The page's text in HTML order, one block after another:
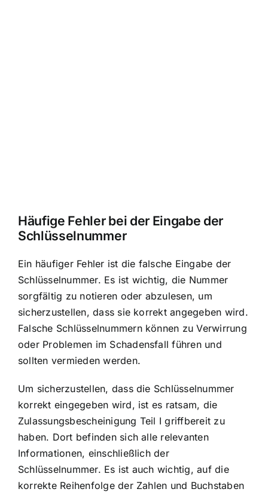
Häufige Fehler bei der Eingabe der
Schlüsselnummer
Ein häufiger Fehler ist die falsche Eingabe der
Schlüsselnummer. Es ist wichtig, die Nummer
sorgfältig zu notieren oder abzulesen, um
sicherzustellen, dass sie korrekt angegeben wird.
Falsche Schlüsselnummern können zu Verwirrung
oder Problemen im Schadensfall führen und
sollten vermieden werden.
Um sicherzustellen, dass die Schlüsselnummer
korrekt eingegeben wird, ist es ratsam, die
Zulassungsbescheinigung Teil I griffbereit zu
haben. Dort befinden sich alle relevanten
Informationen, einschließlich der
Schlüsselnummer. Es ist auch wichtig, auf die
korrekte Reihenfolge der Zahlen und Buchstaben